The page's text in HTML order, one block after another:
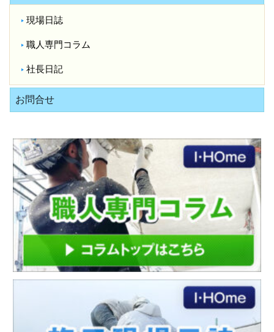
現場日誌
職人専門コラム
社長日記
お問合せ